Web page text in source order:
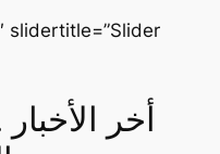
slidertitle=”Slider
أخر